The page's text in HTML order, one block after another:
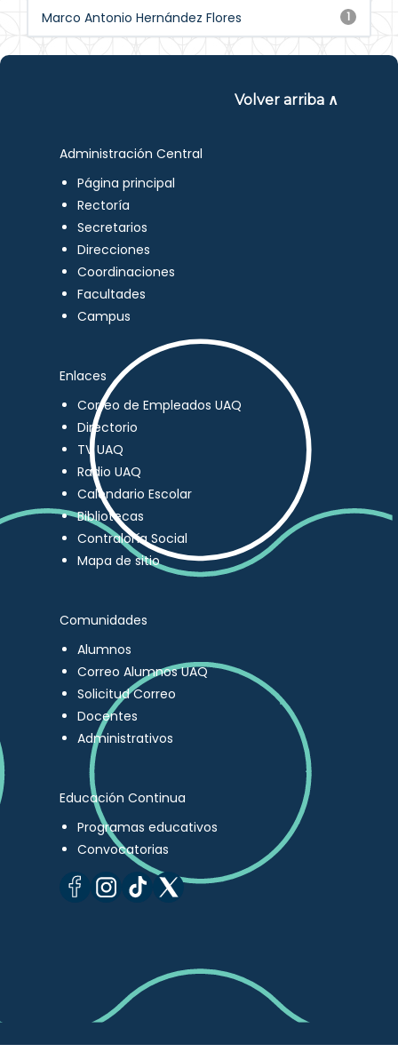
1
Marco Antonio Hernández Flores
Volver arriba ∧
Administración Central
Página principal
Rectoría
Secretarios
Direcciones
Coordinaciones
Facultades
Campus
Enlaces
Correo de Empleados UAQ
Directorio
TV UAQ
Radio UAQ
Calendario Escolar
Bibliotecas
Contraloría Social
Mapa de sitio
Comunidades
Alumnos
Correo Alumnos UAQ
Solicitud Correo
Docentes
Administrativos
Educación Continua
Programas educativos
Convocatorias